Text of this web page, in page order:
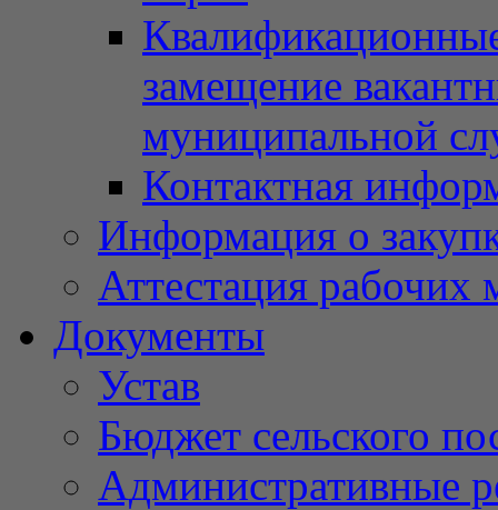
замещение
муниципальной
Контактная
Информация о
Аттестация рабочих
Документы
Устав
Бюджет сельского
Административные